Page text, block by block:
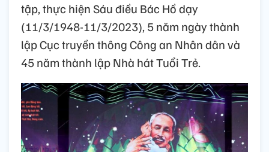
tập, thực hiện Sáu điều Bác Hồ dạy
(11/3/1948-11/3/2023), 5 năm ngày thành
lập Cục truyền thông Công an Nhân dân và
45 năm thành lập Nhà hát Tuổi Trẻ.